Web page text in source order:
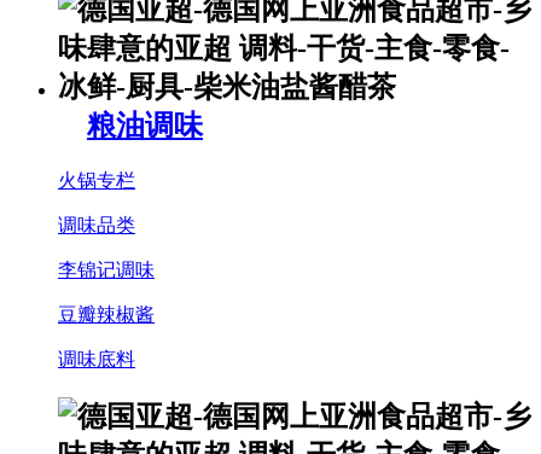
粮油调味
火锅专栏
调味品类
李锦记调味
豆瓣辣椒酱
调味底料